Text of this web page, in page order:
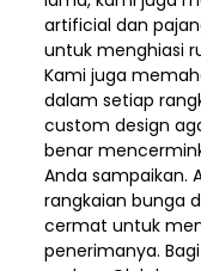
artificial dan
untuk menghiasi
Kami juga
dalam setiap
custom design
benar
Anda sampaikan.
rangkaian bunga
cermat untuk
penerimanya.